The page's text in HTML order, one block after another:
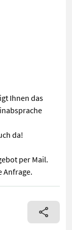
Ihnen das
da!
per Mail.
Anfrage.
bis 8.82 Das